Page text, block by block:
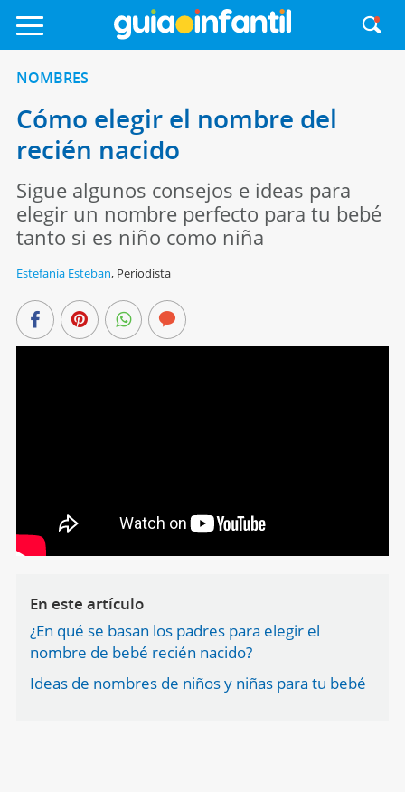
NOMBRES
Cómo elegir el nombre del
recién nacido
Sigue algunos consejos e ideas para
elegir un nombre perfecto para tu bebé
tanto si es niño como niña
Estefanía Esteban, Periodista
En este artículo
¿En qué se basan los padres para elegir el
nombre de bebé recién nacido?
Ideas de nombres de niños y niñas para tu bebé